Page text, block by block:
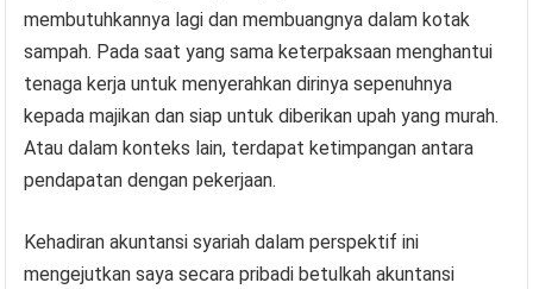
membutuhkannya lagi dan membuangnya dalam kotak
sampah. Pada saat yang sama keterpaksaan menghantui
tenaga kerja untuk menyerahkan dirinya sepenuhnya
kepada majikan dan siap untuk diberikan upah yang murah.
Atau dalam konteks lain, terdapat ketimpangan antara
pendapatan dengan pekerjaan.
Kehadiran akuntansi syariah dalam perspektif ini
mengejutkan saya secara pribadi betulkah akuntansi